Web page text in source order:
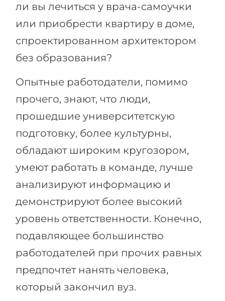
ли вы лечиться у врача-самоучки
или приобрести квартиру в доме,
спроектированном архитектором
без образования?
Опытные работодатели, помимо
прочего, знают, что люди,
прошедшие университетскую
подготовку, более культурны,
обладают широким кругозором,
умеют работать в команде, лучше
анализируют информацию и
демонстрируют более высокий
уровень ответственности. Конечно,
подавляющее большинство
работодателей при прочих равных
предпочтет нанять человека,
который закончил вуз.